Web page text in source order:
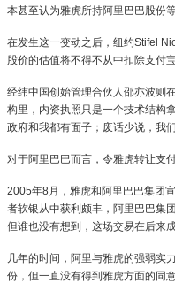
本甚至认为雅虎所持阿里巴巴股份
在发生这一变动之后，纽约Stifel
股价的估值将不得不从中扣除支付
经纬中国创始管理合伙人邵亦波则
构里，内资执照只是一个技术结构
政府和我都有面子；废话少说，我
对于阿里巴巴而言，令雅虎转让支
2005年8月，雅虎和阿里巴巴集团
者软银从中获利颇丰，阿里巴巴集
但谁也没有想到，这场交易在后来
几年的时间，阿里与雅虎的强弱实
份，但一直没有得到雅虎方面的同